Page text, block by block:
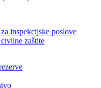
osiguranja
pomoć
inspekcijske poslove
zaštite